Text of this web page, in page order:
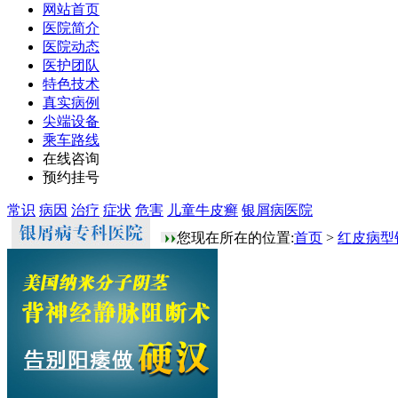
网站首页
医院简介
医院动态
医护团队
特色技术
真实病例
尖端设备
乘车路线
在线咨询
预约挂号
常识 病因 治疗 症状 危害 儿童牛皮癣 银屑病医院
您现在所在的位置:首页 > 红皮病型